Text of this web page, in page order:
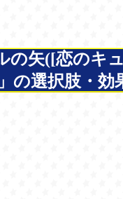
の矢([恋のキ
の選択肢・効